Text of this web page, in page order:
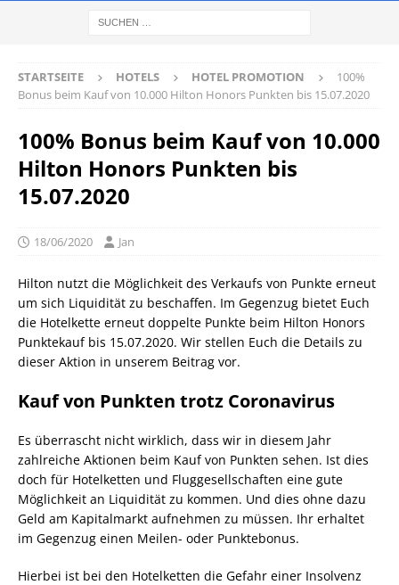
STARTSEITE HOTELS HOTEL PROMOTION
100%
Bonus beim Kauf von 10.000 Hilton Honors Punkten bis 15.07.2020
100% Bonus beim Kauf von 10.000
Hilton Honors Punkten bis
15.07.2020
18/06/2020 Jan
Hilton nutzt die Möglichkeit des Verkaufs von Punkte erneut
um sich Liquidität zu beschaffen. Im Gegenzug bietet Euch
die Hotelkette erneut doppelte Punkte beim Hilton Honors
Punktekauf bis 15.07.2020. Wir stellen Euch die Details zu
dieser Aktion in unserem Beitrag vor.
Kauf von Punkten trotz Coronavirus
Es überrascht nicht wirklich, dass wir in diesem Jahr
zahlreiche Aktionen beim Kauf von Punkten sehen. Ist dies
doch für Hotelketten und Fluggesellschaften eine gute
Möglichkeit an Liquidität zu kommen. Und dies ohne dazu
Geld am Kapitalmarkt aufnehmen zu müssen. Ihr erhaltet
im Gegenzug einen Meilen- oder Punktebonus.
Hierbei ist bei den Hotelketten die Gefahr einer Insolvenz